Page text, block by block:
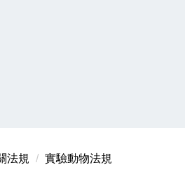
法規 實驗動物法規